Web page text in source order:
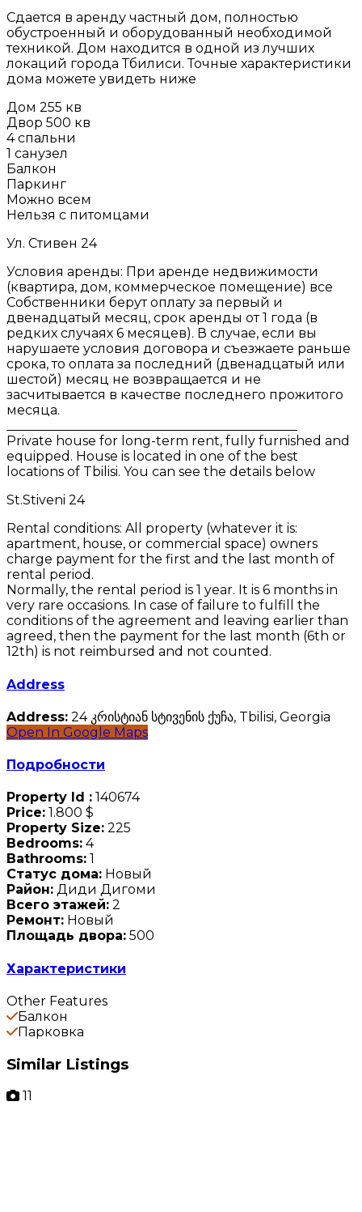
Сдается в аренду частный дом, полностью
обустроенный и оборудованный необходимой
техникой. Дом находится в одной из лучших
локаций города Тбилиси. Точные характеристики
дома можете увидеть ниже
Дом 255 кв
Двор 500 кв
4 спальни
1 санузел
Балкон
Паркинг
Можно всем
Нельзя с питомцами
Ул. Стивен 24
Условия аренды: При аренде недвижимости
(квартира, дом, коммерческое помещение) все
Собственники берут оплату за первый и
двенадцатый месяц, срок аренды от 1 года (в
редких случаях 6 месяцев). В случае, если вы
нарушаете условия договора и съезжаете раньше
срока, то оплата за последний (двенадцатый или
шестой) месяц не возвращается и не
засчитывается в качестве последнего прожитого
месяца.
Private house for long-term rent, fully furnished and
equipped. House is located in one of the best
locations of Tbilisi. You can see the details below
St.Stiveni 24
Rental conditions: All property (whatever it is:
apartment, house, or commercial space) owners
charge payment for the first and the last month of
rental period.
Normally, the rental period is 1 year. It is 6 months in
very rare occasions. In case of failure to fulfill the
conditions of the agreement and leaving earlier than
agreed, then the payment for the last month (6th or
12th) is not reimbursed and not counted.
Address
Address: 24 კრისტიან სტივენის ქუჩა, Tbilisi, Georgia
Open In Google Maps
Подробности
Property Id : 140674
Price: 1.800 $
Property Size: 225
Bedrooms: 4
Bathrooms: 1
Статус дома: Новый
Район: Диди Дигоми
Всего этажей: 2
Ремонт: Новый
Площадь двора: 500
Характеристики
Other Features
Балкон
Парковка
Similar Listings
11